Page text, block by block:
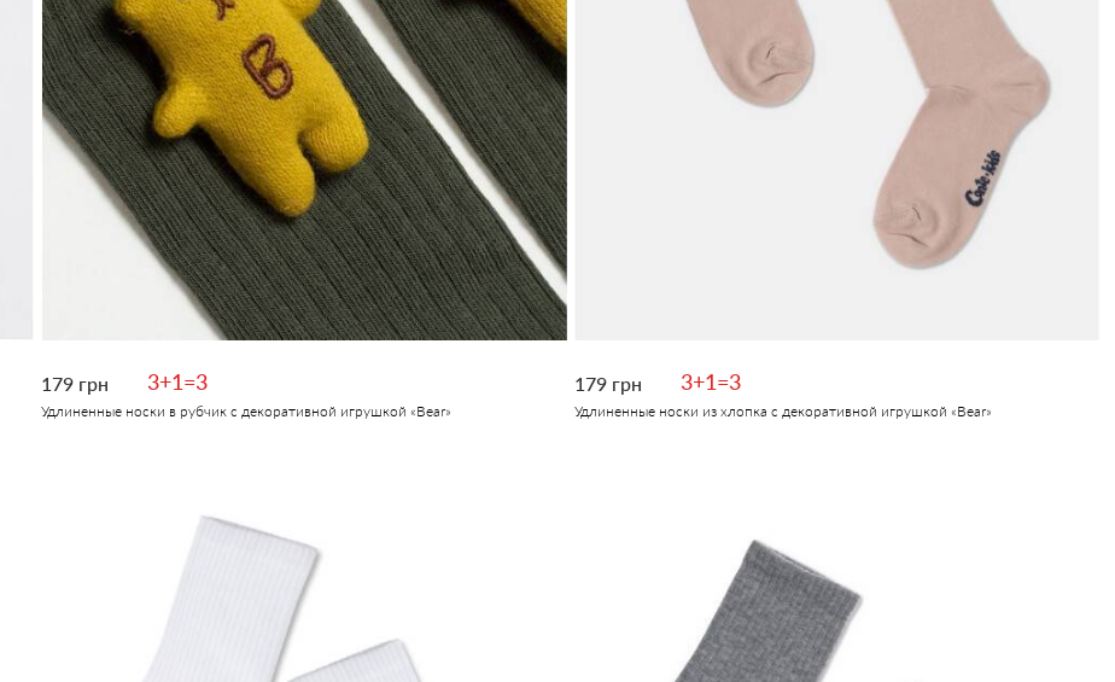
179 грн 3+1=3
Удлиненные носки в рубчик с декоративной игрушкой «Вear»
179 грн 3+1=3
Удлиненные носки из хлопка с декоративной игрушкой «Вear»